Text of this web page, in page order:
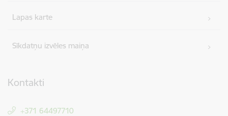
Lapas karte
Sīkdatņu izvēles maiņa
Kontakti
+371 64497710